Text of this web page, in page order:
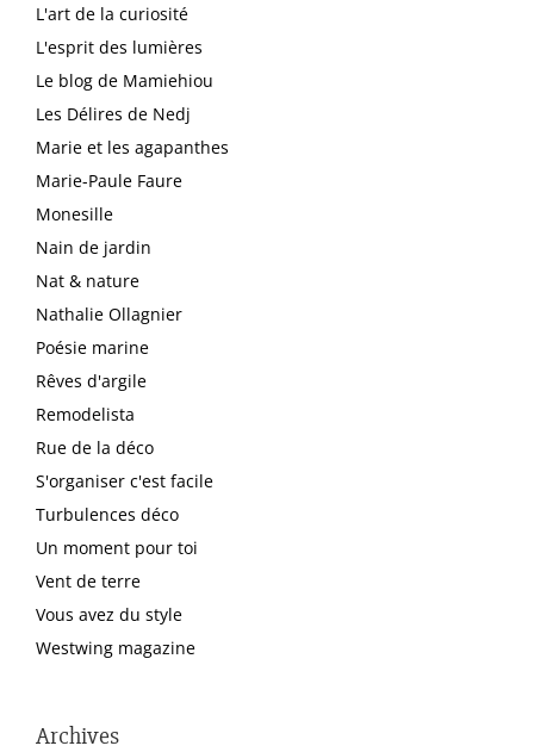
L'art de la curiosité
L'esprit des lumières
Le blog de Mamiehiou
Les Délires de Nedj
Marie et les agapanthes
Marie-Paule Faure
Monesille
Nain de jardin
Nat & nature
Nathalie Ollagnier
Poésie marine
Rêves d'argile
Remodelista
Rue de la déco
S'organiser c'est facile
Turbulences déco
Un moment pour toi
Vent de terre
Vous avez du style
Westwing magazine
Archives